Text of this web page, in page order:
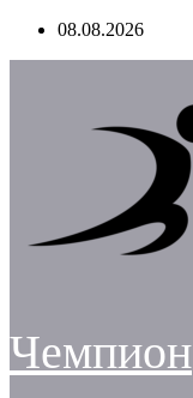
Перейти08.08.2026
Чемпион